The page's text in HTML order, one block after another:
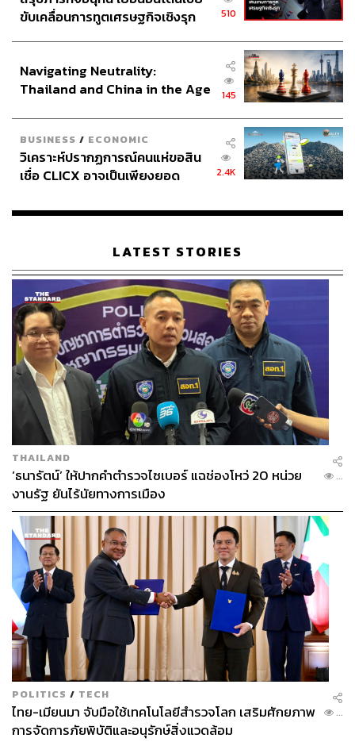
ขับเคลื่อนการทูตเศรษฐกิจเชิงรุก
510
Navigating Neutrality:
Thailand and China in the Age
145
BUSINESS / ECONOMIC
วิเคราะห์ปรากฏการณ์คนแห่ขอสิน
เชื่อ CLICX อาจเป็นเพียงยอด
เรือนไทยที่ถูกซุกไว้
2.4K
LATEST STORIES
THAILAND
‘ธนารัตน์’ ให้ปากคำตำรวจไซเบอร์ แฉช่องโหว่ 20 หน่วย
งานรัฐ ยันไร้นัยทางการเมือง
...
POLITICS / TECH
ไทย-เมียนมา จับมือใช้เทคโนโลยีสำรวจโลก เสริมศักยภาพ
การจัดการภัยพิบัติและอนุรักษ์สิ่งแวดล้อม
...